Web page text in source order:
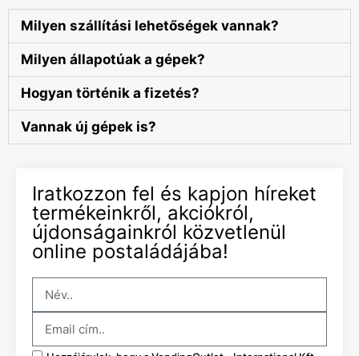
Milyen szállítási lehetőségek vannak?
Milyen állapotúak a gépek?
Hogyan történik a fizetés?
Vannak új gépek is?
Iratkozzon fel és kapjon híreket
termékeinkről, akciókról,
újdonságainkról közvetlenül
online postaládájába!